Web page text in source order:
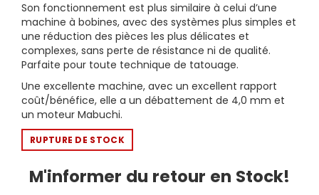
Son fonctionnement est plus similaire à celui d’une
machine à bobines, avec des systèmes plus simples et
une réduction des pièces les plus délicates et
complexes, sans perte de résistance ni de qualité.
Parfaite pour toute technique de tatouage.
Une excellente machine, avec un excellent rapport
coût/bénéfice, elle a un débattement de 4,0 mm et
un moteur Mabuchi.
RUPTURE DE STOCK
M'informer du retour en Stock!